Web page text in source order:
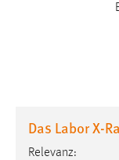
Das Labor X-
Relevanz:
Dieser
Performance
Name: